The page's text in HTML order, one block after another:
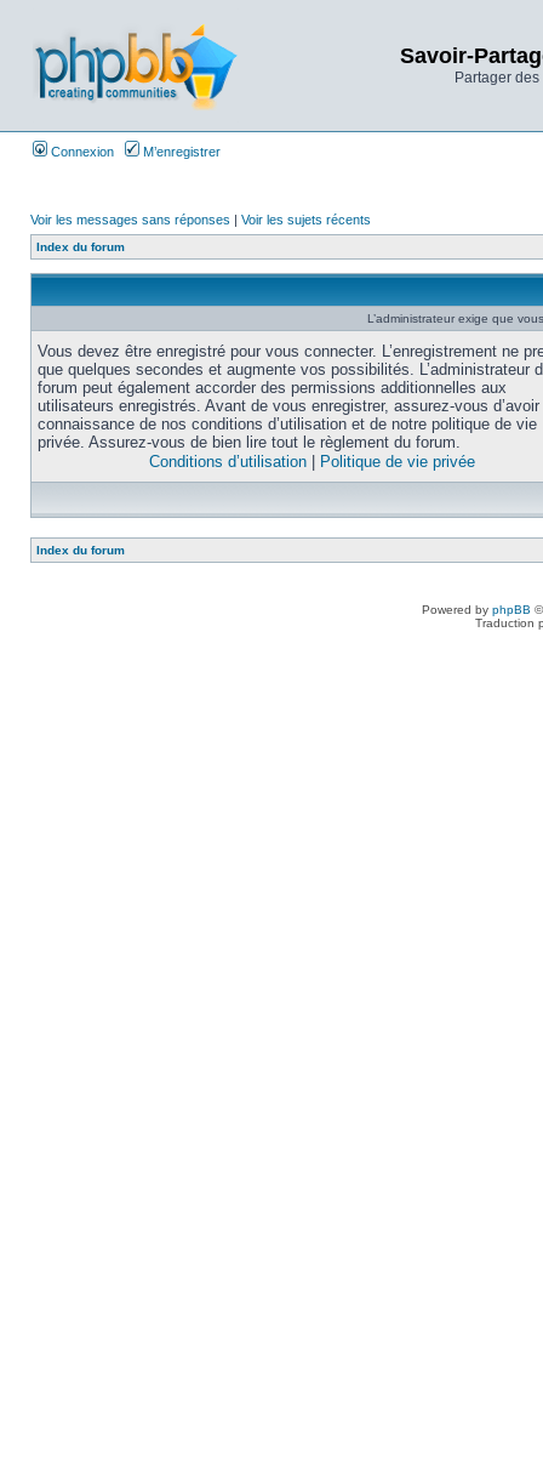
Savoir-
Partager
Connexion M’enregistrer
Voir les messages sans réponses | Voir les sujets récents
Index du forum
L’administrateur exige que
Vous devez être enregistré pour vous connecter. L’enregistrement ne
que quelques secondes et augmente vos possibilités. L’administrateur
forum peut également accorder des permissions additionnelles aux
utilisateurs enregistrés. Avant de vous enregistrer, assurez-vous
connaissance de nos conditions d’utilisation et de notre politique de vie
privée. Assurez-vous de bien lire tout le règlement du forum.
Conditions d’utilisation
Politique de vie privée
Index du forum
Powered by phpBB
Traduction